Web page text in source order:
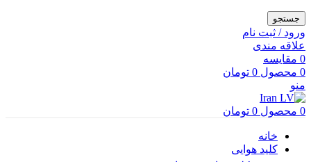
جستجو
ورود / ثبت نام
علاقه مندی
0 مقایسه
0 محصول 0 تومان
منو
0 محصول 0 تومان
خانه
کلید هوایی